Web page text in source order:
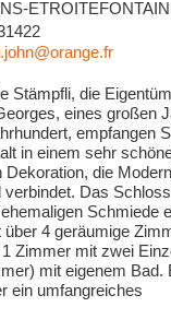
Stämpfli, die
eines großen
empfangen
in einem sehr
Dekoration, die
verbindet. Das
Schmiede
4 geräumige
Zimmer mit zwei
mit eigenem Bad.
ein umfangreiches